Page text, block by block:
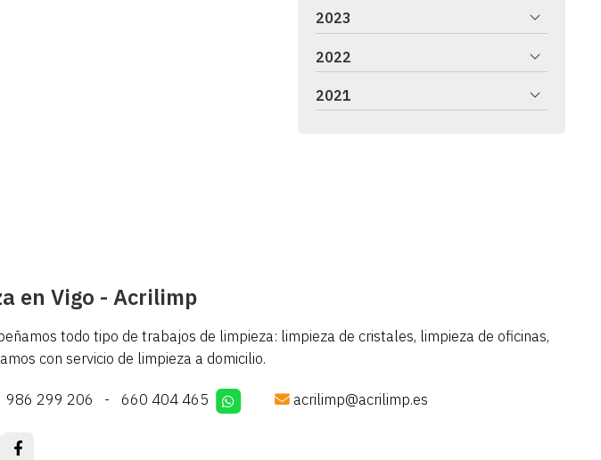
2023
2022
2021
en Vigo - Acrilimp
todo tipo de trabajos de limpieza: limpieza de cristales, limpieza de oficinas,
con servicio de limpieza a domicilio.
986 299 206 - 660 404 465 acrilimp@acrilimp.es